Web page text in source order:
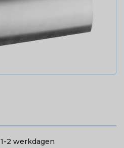
1-2 werkdagen